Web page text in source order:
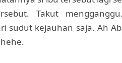
Takut
sudut kejauhan saja. Ah